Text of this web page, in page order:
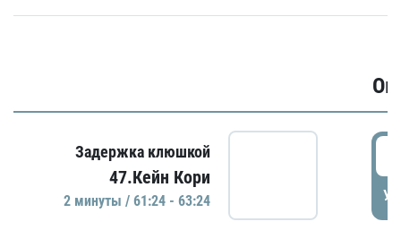
Задержка клюшкой
47.Кейн Кори
2 минуты / 61:24 - 63:24